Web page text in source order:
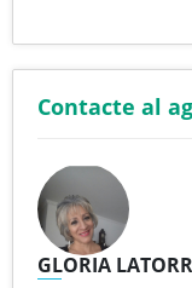
Contacte al
GLORIA